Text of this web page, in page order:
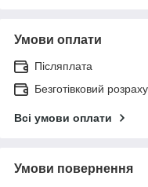
Умови оплати
Післяплата
Безготівковий
Всі умови оплати
Умови повернення